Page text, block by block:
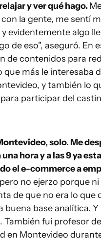
y ver qué hago.
la gente, me sentí
evidentemente algo
de eso", aseguró. En
de contenidos para
que más le interesaba
y también lo
participar del
solo. Me
hora y a las 9 ya
el e-commerce a
no ejerzo porque
de que no era lo que
buena base analítica.
También fui profesor
en Montevideo